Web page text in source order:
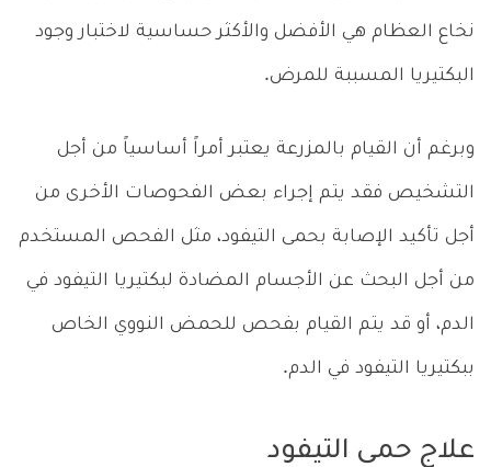
نخاع العظام هي الأفضل والأكثر حساسية لاختبار وجود
البكتيريا المسببة للمرض.
وبرغم أن القيام بالمزرعة يعتبر أمراً أساسياً من أجل
التشخيص فقد يتم إجراء بعض الفحوصات الأخرى من
أجل تأكيد الإصابة بحمى التيفود، مثل الفحص المستخدم
من أجل البحث عن الأجسام المضادة لبكتيريا التيفود في
الدم، أو قد يتم القيام بفحص للحمض النووي الخاص
ببكتيريا التيفود في الدم.
علاج حمى التيفود